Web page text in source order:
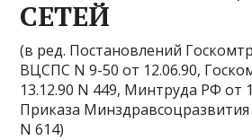
СЕТЕЙ
(в ред. Постановлений
ВЦСПС N 9-50 от 12.06.90,
13.12.90 N 449, Минтруда РФ от
Приказа Минздравсоцразвития
N 614)